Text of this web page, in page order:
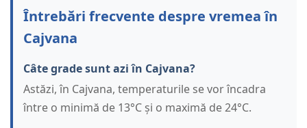
Întrebări frecvente despre vremea în
Cajvana
Câte grade sunt azi în Cajvana?
Astăzi, în Cajvana, temperaturile se vor încadra
între o minimă de 13°C și o maximă de 24°C.